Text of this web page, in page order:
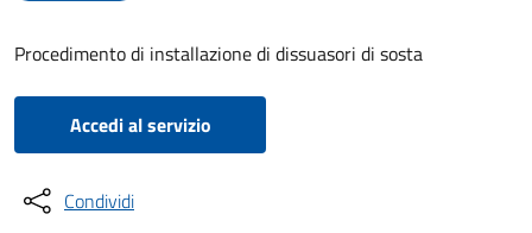
Procedimento di installazione di dissuasori di sosta
Accedi al servizio
Condividi